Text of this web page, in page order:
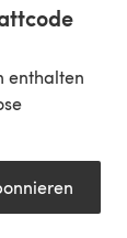
enthalten